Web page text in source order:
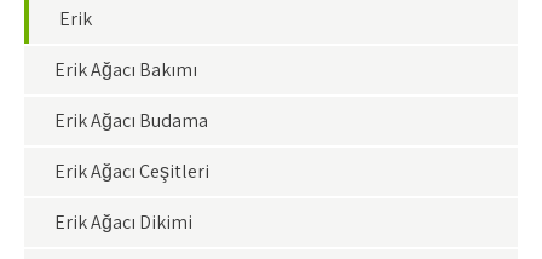
Erik
Erik Ağacı Bakımı
Erik Ağacı Budama
Erik Ağacı Çeşitleri
Erik Ağacı Dikimi